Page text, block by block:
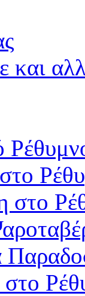
και
στο